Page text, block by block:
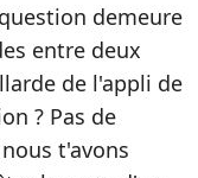
demeure
entre deux
de l'appli de
? Pas de
t'avons